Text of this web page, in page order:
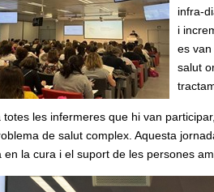
infra-
i
es van
salut
totes les infermeres que hi van
de salut complex. Aquesta
en la cura i el suport de les persones